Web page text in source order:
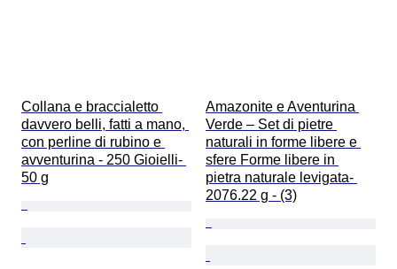
Collana e braccialetto
davvero belli, fatti a mano,
con perline di rubino e
avventurina - 250 Gioielli-
50 g
Amazonite e Aventurina
Verde – Set di pietre
naturali in forme libere e
sfere Forme libere in
pietra naturale levigata-
2076.22 g - (3)